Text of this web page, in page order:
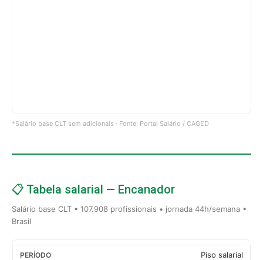
*Salário base CLT sem adicionais · Fonte: Portal Salário / CAGED
📋 Tabela salarial — Encanador
Salário base CLT • 107.908 profissionais • jornada 44h/semana •
Brasil
Piso salarial